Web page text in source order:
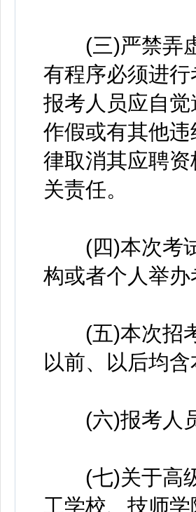
(三)严禁弄虚
有程序必须进
报考人员应自
作假或有其他
律取消其应聘
关责任。
(四)本次考试
构或者个人举
(五)本次招考
以前、以后均含
(六)报考人员
(七)关于高级
工学校、技师